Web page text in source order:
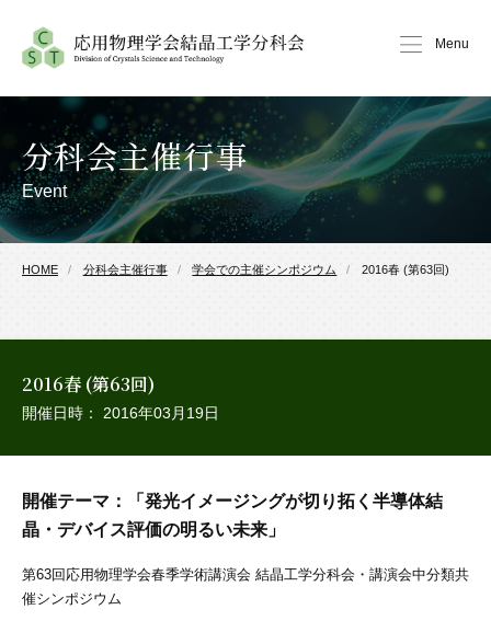
Menu
Event
分科会主催行事
HOME 分科会主催行事 学会での主催シンポジウム 2016春 (第63回)
2016春 (第63回)
開催日時： 2016年03月19日
開催テーマ：「発光イメージングが切り拓く半導体結
晶・デバイス評価の明るい未来」
第63回応用物理学会春季学術講演会 結晶工学分科会・講演会中分類共
催シンポジウム